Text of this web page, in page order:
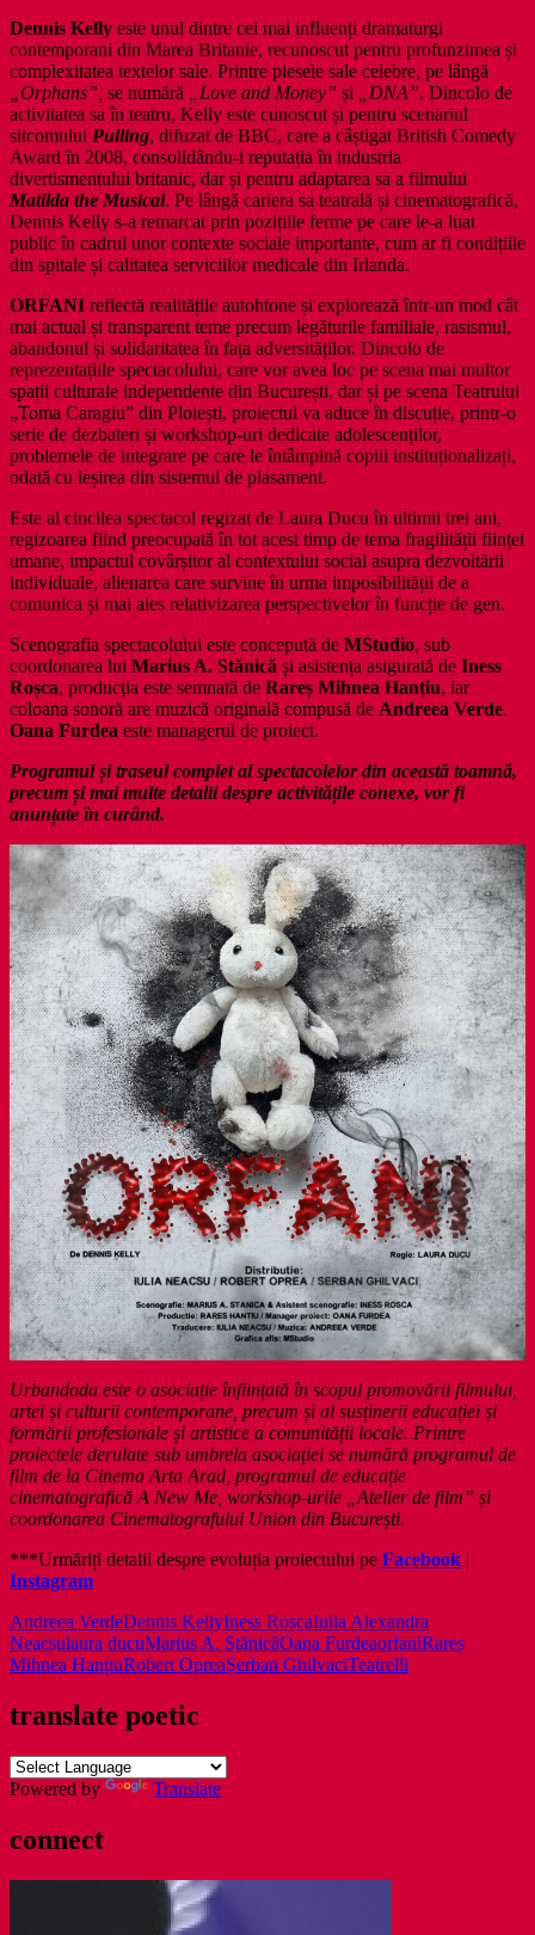
Dennis Kelly este unul dintre cei mai influenți dramaturgi
contemporani din Marea Britanie, recunoscut pentru profunzimea și
complexitatea textelor sale. Printre piesele sale celebre, pe lângă
„Orphans”, se numără „Love and Money” și „DNA”. Dincolo de
activitatea sa în teatru, Kelly este cunoscut și pentru scenariul
sitcomului Pulling, difuzat de BBC, care a câștigat British Comedy
Award în 2008, consolidându-i reputația în industria
divertismentului britanic, dar și pentru adaptarea sa a filmului
Matilda the Musical. Pe lângă cariera sa teatrală și cinematografică,
Dennis Kelly s-a remarcat prin pozițiile ferme pe care le-a luat
public în cadrul unor contexte sociale importante, cum ar fi condițiile
din spitale și calitatea serviciilor medicale din Irlanda.
ORFANI reflectă realitățile autohtone și explorează într-un mod cât
mai actual și transparent teme precum legăturile familiale, rasismul,
abandonul și solidaritatea în fața adversităților. Dincolo de
reprezentațiile spectacolului, care vor avea loc pe scena mai multor
spații culturale independente din București, dar și pe scena Teatrului
„Toma Caragiu” din Ploiești, proiectul va aduce în discuție, printr-o
serie de dezbateri și workshop-uri dedicate adolescenților,
problemele de integrare pe care le întâmpină copiii instituționalizați,
odată cu ieșirea din sistemul de plasament.
Este al cincilea spectacol regizat de Laura Ducu în ultimii trei ani,
regizoarea fiind preocupată în tot acest timp de tema fragilității ființei
umane, impactul covârșitor al contextului social asupra dezvoltării
individuale, alienarea care survine în urma imposibilității de a
comunica și mai ales relativizarea perspectivelor în funcție de gen.
Scenografia spectacolului este concepută de MStudio, sub
coordonarea lui Marius A. Stănică și asistența asigurată de Iness
Roșca, producția este semnată de Rareș Mihnea Hanțiu, iar
coloana sonoră are muzică originală compusă de Andreea Verde.
Oana Furdea este managerul de proiect.
Programul și traseul complet al spectacolelor din această toamnă,
precum și mai multe detalii despre activitățile conexe, vor fi
anunțate în curând.
Urbandada este o asociație înființată în scopul promovării filmului,
artei și culturii contemporane, precum și al susținerii educației și
formării profesionale și artistice a comunității locale. Printre
proiectele derulate sub umbrela asociației se numără programul de
film de la Cinema Arta Arad, programul de educație
cinematografică A New Me, workshop-urile „Atelier de film” și
coordonarea Cinematografului Union din București.
***Urmăriți detalii despre evoluția proiectului pe Facebook |
Instagram
Andreea VerdeDennis KellyIness RoșcaIulia Alexandra
Neacșulaura ducuMarius A. StănicăOana FurdeaorfaniRareș
Mihnea HanțiuRobert OpreaȘerban GhilvaciTeatrelli
translate poetic
Powered by Translate
connect